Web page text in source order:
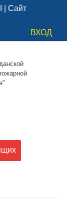
Сайт
ВХОД